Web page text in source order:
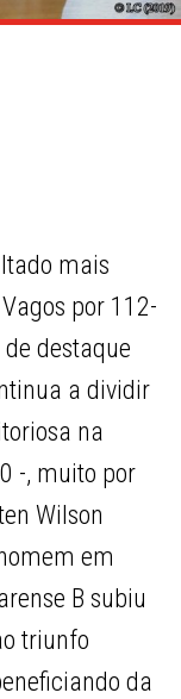
mais
por 112-
destaque
a dividir
na
-, muito por
Wilson
em
B subiu
triunfo
da